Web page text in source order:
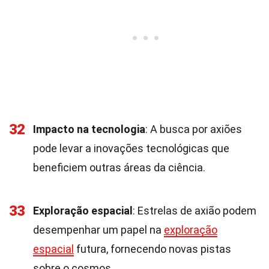
32 Impacto na tecnologia: A busca por axiões
pode levar a inovações tecnológicas que
beneficiem outras áreas da ciência.
33 Exploração espacial : Estrelas de axião podem
desempenhar um papel na exploração
espacial futura, fornecendo novas pistas